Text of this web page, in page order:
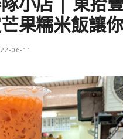
果糯米飯讓
06-11